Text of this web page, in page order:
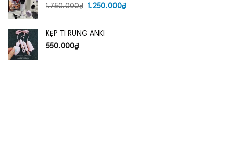
585.000₫.
1.750.000₫
Giá
1.750.000₫.
1.250.000₫Giá
KẸP TI RUNG ANKI
550.000₫